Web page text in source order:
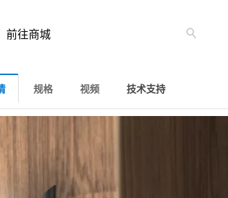
前往商城
规格 视频 技术支持